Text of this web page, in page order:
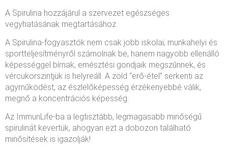
A Spirulina hozzájárul a szervezet egészséges
vegyhatásának megtartásához.
A Spirulina-fogyasztók nem csak jobb iskolai, munkahelyi és
sportteljesítményről számolnak be, hanem nagyobb ellenálló
képességgel bírnak, emésztési gondjaik megszűnnek, és
vércukorszintjük is helyreáll. A zöld “erő-étel” serkenti az
agyműködést, az észlelőképesség érzékenyebbé válik,
megnő a koncentrációs képesség.
Az ImmunLife-ba a legtisztább, legmagasabb minőségű
spirulinát kevertük, ahogyan ezt a dobozon található
minősítések is igazolják!